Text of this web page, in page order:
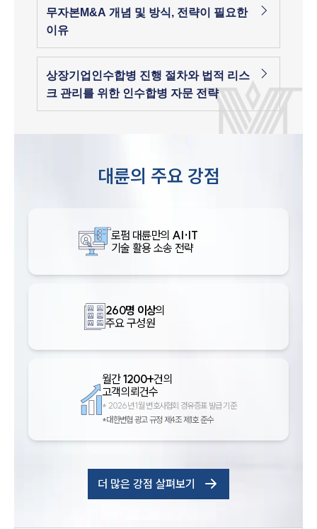
무자본M&A 개념 및 방식, 전략이 필요한
이유
상장기업인수합병 진행 절차와 법적 리스
크 관리를 위한 인수합병 자문 전략
대륜의 주요 강점
로펌 대륜만의 AI·IT
기술 활용 소송 전략
260명 이상의
주요 구성원
월간1200+건의
고객의뢰건수
* 2026년 1월 변호사협회 경유증표 발급 기준
*대한변협 광고 규정 제4조 제1호 준수
더 많은 강점 살펴보기